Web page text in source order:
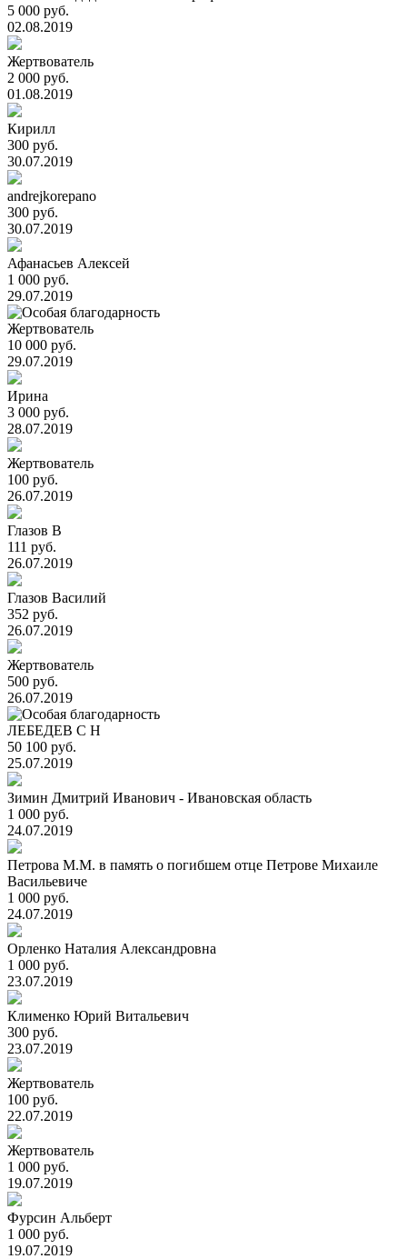
5 000 руб.
02.08.2019
Жертвователь
2 000 руб.
01.08.2019
Кирилл
300 руб.
30.07.2019
andrejkorepano
300 руб.
30.07.2019
Афанасьев Алексей
1 000 руб.
29.07.2019
Жертвователь
10 000 руб.
29.07.2019
Ирина
3 000 руб.
28.07.2019
Жертвователь
100 руб.
26.07.2019
Глазов В
111 руб.
26.07.2019
Глазов Василий
352 руб.
26.07.2019
Жертвователь
500 руб.
26.07.2019
ЛЕБЕДЕВ С Н
50 100 руб.
25.07.2019
Зимин Дмитрий Иванович - Ивановская область
1 000 руб.
24.07.2019
Петрова М.М. в память о погибшем отце Петрове Михаиле
Васильевиче
1 000 руб.
24.07.2019
Орленко Наталия Александровна
1 000 руб.
23.07.2019
Клименко Юрий Витальевич
300 руб.
23.07.2019
Жертвователь
100 руб.
22.07.2019
Жертвователь
1 000 руб.
19.07.2019
Фурсин Альберт
1 000 руб.
19.07.2019